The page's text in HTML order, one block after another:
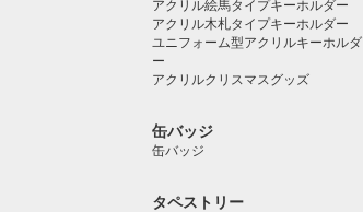
アクリル絵馬タイプキーホルダー
アクリル木札タイプキーホルダー
ユニフォーム型アクリルキーホルダ
ー
アクリルクリスマスグッズ
缶バッジ
缶バッジ
タペストリー